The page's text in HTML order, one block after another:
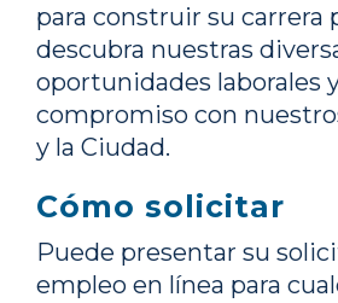
para construir su carrera
descubra nuestras
oportunidades laborales
compromiso con
y la Ciudad.
Cómo solicitar
Puede presentar su
empleo en línea para